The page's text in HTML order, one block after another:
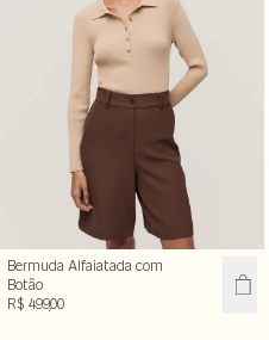
Bermuda Alfaiatada com
Botão
R$ 499,00